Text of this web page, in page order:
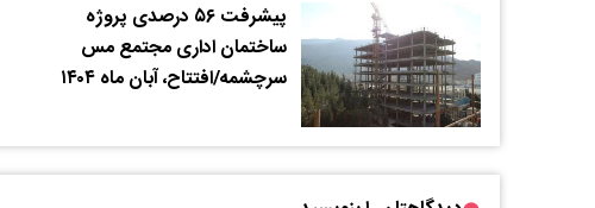
پیشرفت ۵۶ درصدی پروژه
ساختمان اداری مجتمع مس
سرچشمه/افتتاح، آبان ماه ۱۴۰۴